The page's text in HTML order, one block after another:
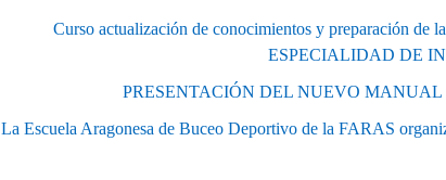
Curso actualización de conocimientos y preparación
ESPECIALIDAD DE
PRESENTACIÓN DEL NUEVO
La Escuela Aragonesa de Buceo Deportivo de la FARAS